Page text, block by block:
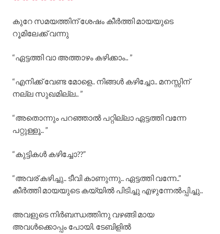
കുറേ സമയത്തിന് ശേഷം കീർത്തി മായയുടെ
റൂമിലേക്ക് വന്നു
“ഏട്ടത്തി വാ അത്താഴം കഴിക്കാം.. ”
“എനിക്ക് വേണ്ട മോളെ.. നിങ്ങൾ കഴിച്ചോ.. മനസ്സിന്‌
നല്ല സുഖമില്ല.. ”
“അതൊന്നും പറഞ്ഞാൽ പറ്റില്ലാ ഏട്ടത്തി വന്നേ
പറ്റുള്ളൂ.. ”
“കുട്ടികൾ കഴിച്ചോ??”
“അവര് കഴിച്ചു.. ടീവി കാണുന്നു.. ഏട്ടത്തി വന്നേ..”
കീർത്തി മായയുടെ കയ്യിൽ പിടിച്ചു എഴുന്നേൽപ്പിച്ചു..
അവളുടെ നിർബന്ധത്തിനു വഴങ്ങി മായ
അവൾക്കൊപ്പം പോയി. ടേബിളിൽ